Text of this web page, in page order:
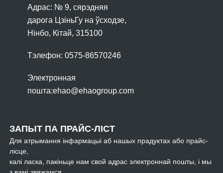
Адрас: № 9, сярэдняя
дарога ЦзіньГу на ўсходзе,
Нінбо, Кітай, 315100
Тэлефон: 0575-86570246
Электронная
пошта:ehao@ehaogroup.com
ЗАПЫТ ПА ПРАЙС-ЛІСТ
Для атрымання інфармацыі аб нашых прадуктах або прайс-
лісце,
калі ласка, пакіньце нам свой адрас электроннай пошты, і мы